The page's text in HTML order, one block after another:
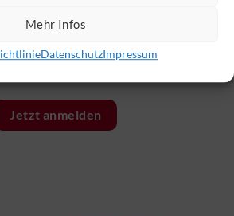
Mehr Infos
DatenschutzImpressum
– immer bestens informiert
nur für Newsletter-Abonnenten
Jetzt anmelden